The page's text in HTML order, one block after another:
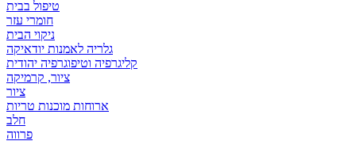
טיפול בבית
חומרי עזר
ניקוי הבית
גלריה לאמנות יודאיקה
קליגרפיה וטיפוגרפיה יהודית
ציור, קרמיקה
ציור
ארוחות מוכנות טריות
חלב
פרווה